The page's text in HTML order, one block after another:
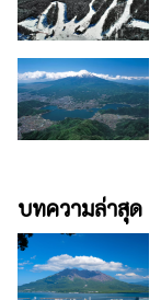
บทความล่าสุด